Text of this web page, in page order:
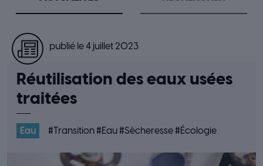
publié le 4 juillet 2023
Réutilisation des eaux usées
traitées
Eau #Transition#Eau#Sècheresse#Écologie